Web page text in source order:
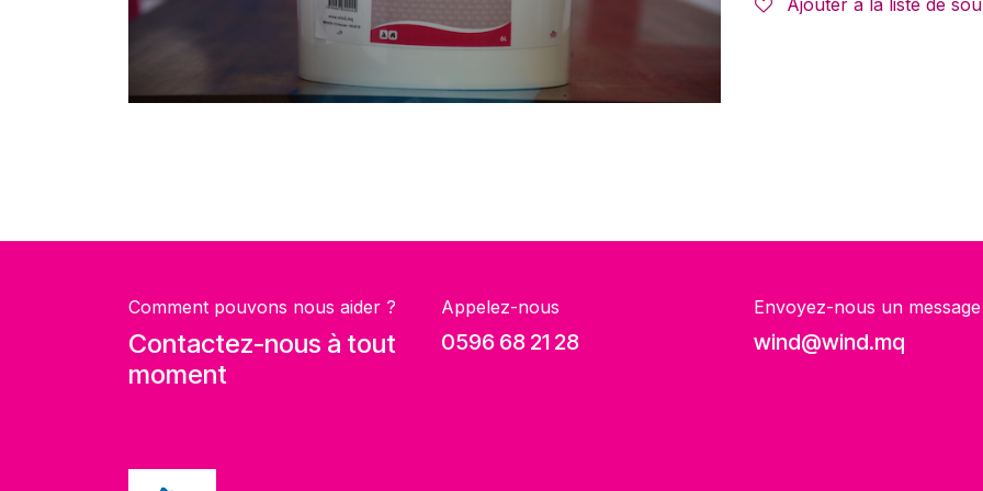
Ajouter à la liste de
Comment pouvons nous aider ?
Contactez-nous à tout
moment
Appelez-nous
0596 68 21 28
Envoyez-nous un message
wind@wind.mq